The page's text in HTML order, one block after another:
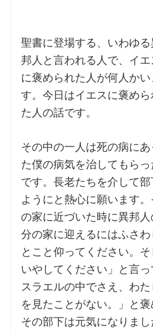
森田神父の講座
シスター中島の講座
三田助祭の講座
オルガンメディテーション
お問合せ
交通・アクセス
ご利用にあたって
聖書に登場する、いわゆる
邦人と言われる人で、イエ
に褒められた人が何人かい
す。今日はイエスに褒めら
た人の話です。
その中の一人は死の病にあ
た僕の病気を治してもら
です。長老たちを介して
ようにと熱心に願います
の家に近づいた時に異邦
分の家に迎えるにはふさ
とこと仰ってください。
いやしてください」と言
スラエルの中でさえ、わ
を見たことがない。」と
その部下は元気になりま